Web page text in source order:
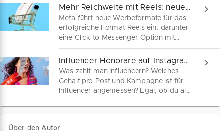
Erfahre hier, wie du den Creator Modus
aktivieren kannst, um dich als Expertin
und Experte passgenau zu
positionieren.
Mehr Reichweite mit Reels: neue Funktionen erklärt
Meta führt neue Werbeformate für das
erfolgreiche Format Reels ein, darunter
eine Click-to-Messenger-Option mit
WhatsApp-Integration sowie die
Möglichkeit für Werbetreibende, Fotos
und Videos in Anzeigen umzuwandeln.
Was kleine Marken wissen müssen.
Influencer Honorare auf Instagram, YouTube und TikTok
Was zahlt man Influencern? Welches
Gehalt pro Post und Kampagne ist für
Influencer angemessen? Egal, ob du als
Über den Autor